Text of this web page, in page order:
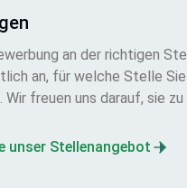
an der richtigen
an, für welche Stelle
Wir freuen uns darauf, sie zu
unser Stellenangebot